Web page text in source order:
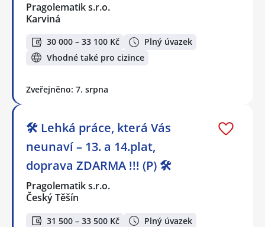
Pragolematik s.r.o.
Karviná
30 000 – 33 100 Kč
Plný úvazek
Vhodné také pro cizince
Zveřejněno: 7. srpna
🛠️ Lehká práce, která Vás
neunaví – 13. a 14.plat,
doprava ZDARMA !!! (P) 🛠️
Pragolematik s.r.o.
Český Těšín
31 500 – 33 500 Kč
Plný úvazek